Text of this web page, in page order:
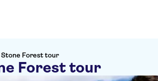
Stone Forest tour
Forest tour